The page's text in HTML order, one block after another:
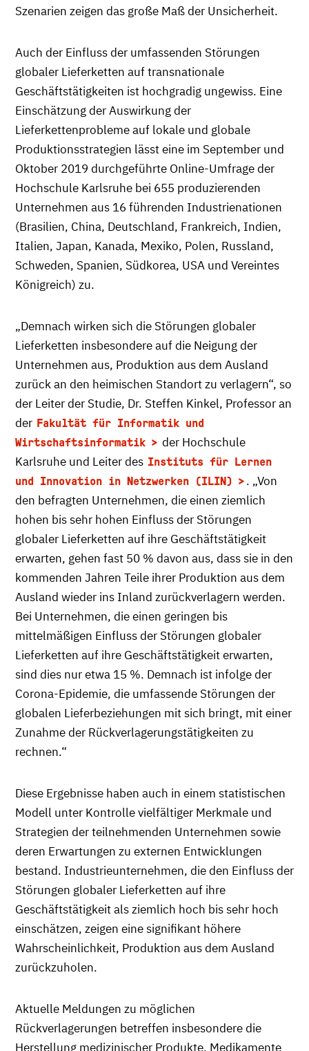
Szenarien zeigen das große Maß der Unsicherheit.
Auch der Einfluss der umfassenden Störungen
globaler Lieferketten auf transnationale
Geschäftstätigkeiten ist hochgradig ungewiss. Eine
Einschätzung der Auswirkung der
Lieferkettenprobleme auf lokale und globale
Produktionsstrategien lässt eine im September und
Oktober 2019 durchgeführte Online-Umfrage der
Hochschule Karlsruhe bei 655 produzierenden
Unternehmen aus 16 führenden Industrienationen
(Brasilien, China, Deutschland, Frankreich, Indien,
Italien, Japan, Kanada, Mexiko, Polen, Russland,
Schweden, Spanien, Südkorea, USA und Vereintes
Königreich) zu.
„Demnach wirken sich die Störungen globaler
Lieferketten insbesondere auf die Neigung der
Unternehmen aus, Produktion aus dem Ausland
zurück an den heimischen Standort zu verlagern“, so
der Leiter der Studie, Dr. Steffen Kinkel, Professor an
der Fakultät für Informatik und
Wirtschaftsinformatik
der Hochschule
Karlsruhe und Leiter des Instituts für Lernen
und Innovation in Netzwerken (ILIN)
. „Von
den befragten Unternehmen, die einen ziemlich
hohen bis sehr hohen Einfluss der Störungen
globaler Lieferketten auf ihre Geschäftstätigkeit
erwarten, gehen fast 50 % davon aus, dass sie in den
kommenden Jahren Teile ihrer Produktion aus dem
Ausland wieder ins Inland zurückverlagern werden.
Bei Unternehmen, die einen geringen bis
mittelmäßigen Einfluss der Störungen globaler
Lieferketten auf ihre Geschäftstätigkeit erwarten,
sind dies nur etwa 15 %. Demnach ist infolge der
Corona-Epidemie, die umfassende Störungen der
globalen Lieferbeziehungen mit sich bringt, mit einer
Zunahme der Rückverlagerungstätigkeiten zu
rechnen.“
Diese Ergebnisse haben auch in einem statistischen
Modell unter Kontrolle vielfältiger Merkmale und
Strategien der teilnehmenden Unternehmen sowie
deren Erwartungen zu externen Entwicklungen
bestand. Industrieunternehmen, die den Einfluss der
Störungen globaler Lieferketten auf ihre
Geschäftstätigkeit als ziemlich hoch bis sehr hoch
einschätzen, zeigen eine signifikant höhere
Wahrscheinlichkeit, Produktion aus dem Ausland
zurückzuholen.
Aktuelle Meldungen zu möglichen
Rückverlagerungen betreffen insbesondere die
Herstellung medizinischer Produkte, Medikamente